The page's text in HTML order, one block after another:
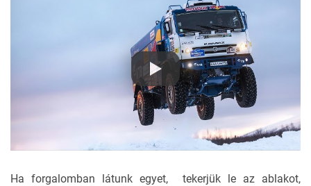
Ha forgalomban látunk egyet, tekerjük le az ablakot,